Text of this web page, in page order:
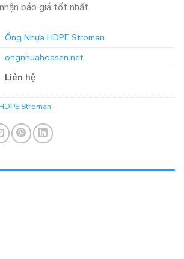
báo giá tốt nhất.
Ống Nhựa HDPE Stroman
ongnhuahoasen.net
Liên hệ
Stroman